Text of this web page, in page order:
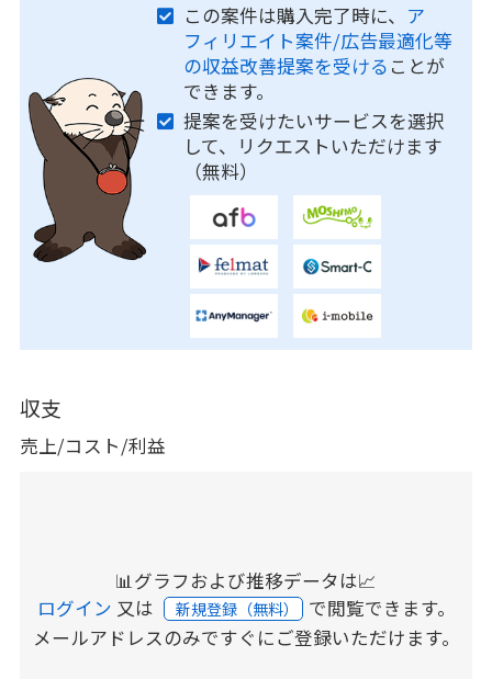
この案件は購入完了時に、 ア
フィリエイト案件/広告最適化等
の収益改善提案を受ける ことが
できます。
提案を受けたいサービスを選択
して、リクエストいただけます
（無料）
収支
売上/コスト/利益
📊グラフおよび推移データは📈
ログイン 又は 新規登録（無料） で閲覧できます。
メールアドレスのみですぐにご登録いただけます。